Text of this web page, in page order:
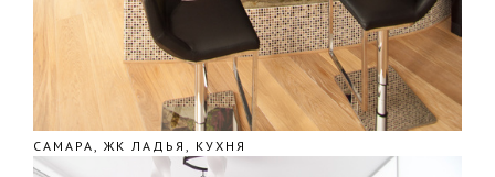
САМАРА, ЖК ЛАДЬЯ, КУХНЯ